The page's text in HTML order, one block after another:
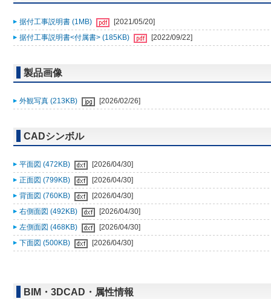
据付工事説明書 (1MB)
[2021/05/20]
据付工事説明書<付属書> (185KB)
[2022/09/22]
製品画像
外観写真 (213KB) [2026/02/26]
CADシンボル
平面図 (472KB)
[2026/04/30]
正面図 (799KB)
[2026/04/30]
背面図 (760KB)
[2026/04/30]
右側面図 (492KB)
[2026/04/30]
左側面図 (468KB)
[2026/04/30]
下面図 (500KB)
[2026/04/30]
BIM・3DCAD・属性情報